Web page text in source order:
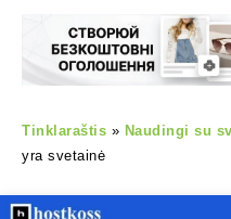
Tinklaraštis » Naudingi su
yra svetainė